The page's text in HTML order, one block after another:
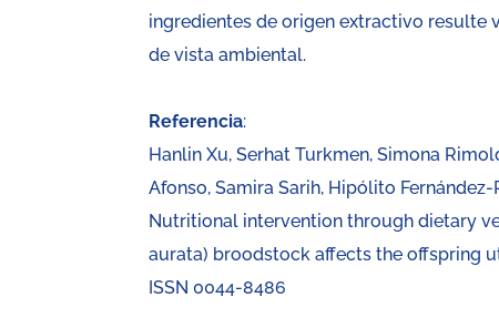
ingredientes de origen extractivo resulte
de vista ambiental.
Referencia:
Hanlin Xu, Serhat Turkmen, Simona
Afonso, Samira Sarih, Hipólito
Nutritional intervention through dietary
aurata) broodstock affects the offspring
ISSN 0044-8486